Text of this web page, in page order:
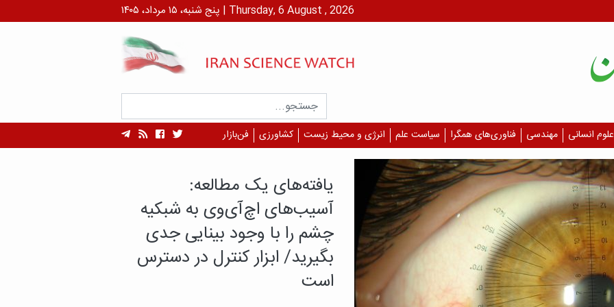
پنج شنبه، ۱۵ مرداد، ۱۴۰۵ | Thursday, 6 August , 2026
علوم انسانی مهندسی فناوری‌های همگرا سیاست علم انرژی و محیط زیست کشاورزی فن‌بازار
درمان سرطان، پایان ماجرا نیست!
چرا بازماندگان سرطان بیش از
دیگران در معرض بیماری‌های
قلبی هستند؟
بازماندگان سرطان، علاوه بر پیامدهای بیماری و